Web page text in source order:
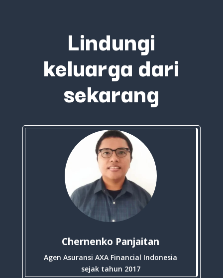
Lindungi
keluarga dari
sekarang
Chernenko Panjaitan
Agen Asuransi AXA Financial Indonesia
sejak tahun 2017